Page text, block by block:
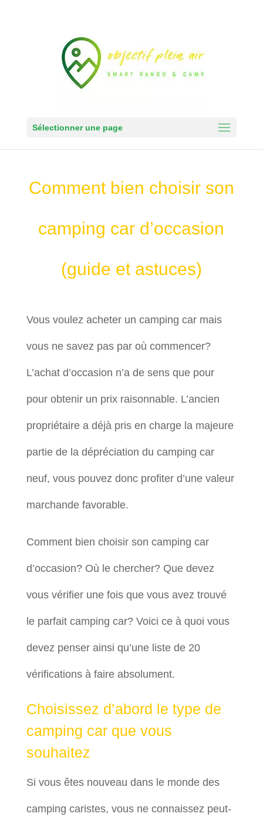
Sélectionner une page
Comment bien choisir son
camping car d’occasion
(guide et astuces)
Vous voulez acheter un camping car mais
vous ne savez pas par où commencer?
L’achat d’occasion n’a de sens que pour
pour obtenir un prix raisonnable. L’ancien
propriétaire a déjà pris en charge la majeure
partie de la dépréciation du camping car
neuf, vous pouvez donc profiter d’une valeur
marchande favorable.
Comment bien choisir son camping car
d’occasion? Où le chercher? Que devez
vous vérifier une fois que vous avez trouvé
le parfait camping car? Voici ce à quoi vous
devez penser ainsi qu’une liste de 20
vérifications à faire absolument.
Choisissez d’abord le type de
camping car que vous
souhaitez
Si vous êtes nouveau dans le monde des
camping caristes, vous ne connaissez peut-